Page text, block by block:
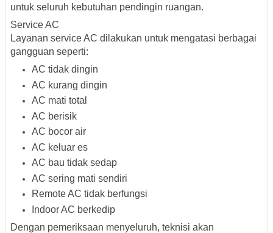
untuk seluruh kebutuhan pendingin ruangan.
Service AC
Layanan service AC dilakukan untuk mengatasi berbagai
gangguan seperti:
AC tidak dingin
AC kurang dingin
AC mati total
AC berisik
AC bocor air
AC keluar es
AC bau tidak sedap
AC sering mati sendiri
Remote AC tidak berfungsi
Indoor AC berkedip
Dengan pemeriksaan menyeluruh, teknisi akan